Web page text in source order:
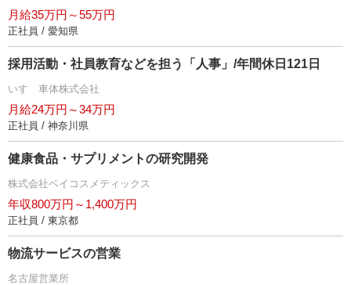
月給35万円～55万円
正社員 / 愛知県
採用活動・社員教育などを担う「人事」/年間休日121日
いすゞ車体株式会社
月給24万円～34万円
正社員 / 神奈川県
健康食品・サプリメントの研究開発
株式会社ベイコスメティックス
年収800万円～1,400万円
正社員 / 東京都
物流サービスの営業
名古屋営業所